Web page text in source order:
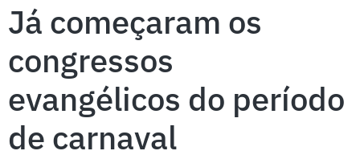
Já começaram os
congressos
evangélicos do período
de carnaval